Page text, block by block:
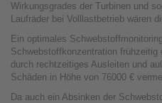
Wirkungsgrades der Turbinen und
Laufräder bei Volllastbetrieb wären
Ein optimales
Schwebstoffkonzentration
durch rechtzeitiges Ausleiten und
Schäden in Höhe von 76000 €
Da auch ein Absinken der